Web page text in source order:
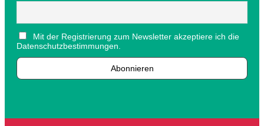
Mit der Registrierung zum Newsletter akzeptiere ich die
Datenschutzbestimmungen.